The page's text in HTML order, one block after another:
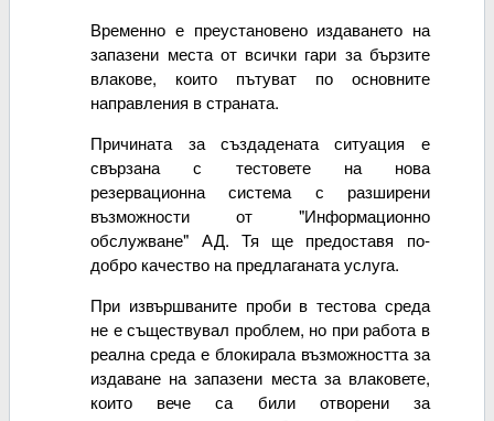
Временно е преустановено издаването на
запазени места от всички гари за бързите
влакове, които пътуват по основните
направления в страната.
Причината за създадената ситуация е
свързана с тестовете на нова
резервационна система с разширени
възможности от "Информационно
обслужване" АД. Тя ще предоставя по-
добро качество на предлаганата услуга.
При извършваните проби в тестова среда
не е съществувал проблем, но при работа в
реална среда е блокирала възможността за
издаване на запазени места за влаковете,
които вече са били отворени за